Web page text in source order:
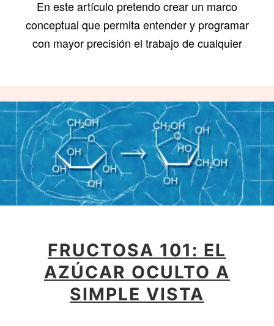
En este artículo pretendo crear un marco
conceptual que permita entender y programar
con mayor precisión el trabajo de cualquier
FRUCTOSA 101: EL
AZÚCAR OCULTO A
SIMPLE VISTA